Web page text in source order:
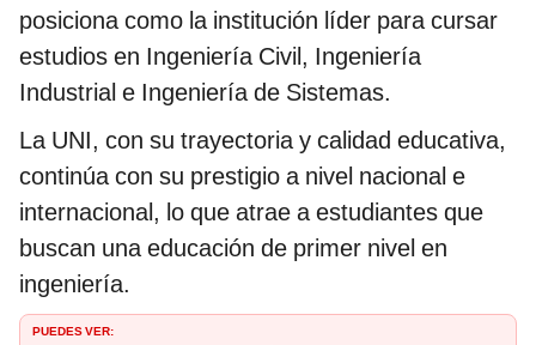
posiciona como la institución líder para cursar
estudios en Ingeniería Civil, Ingeniería
Industrial e Ingeniería de Sistemas.
La UNI, con su trayectoria y calidad educativa,
continúa con su prestigio a nivel nacional e
internacional, lo que atrae a estudiantes que
buscan una educación de primer nivel en
ingeniería.
PUEDES VER: